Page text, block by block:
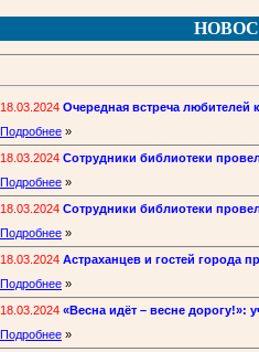
18.03.2024 Очередная встреча любителей
Подробнее »
18.03.2024 Сотрудники библиотеки
Подробнее »
18.03.2024 Сотрудники библиотеки
Подробнее »
18.03.2024 Астраханцев и гостей города
Подробнее »
18.03.2024 «Весна идёт – весне дорогу!»:
Подробнее »